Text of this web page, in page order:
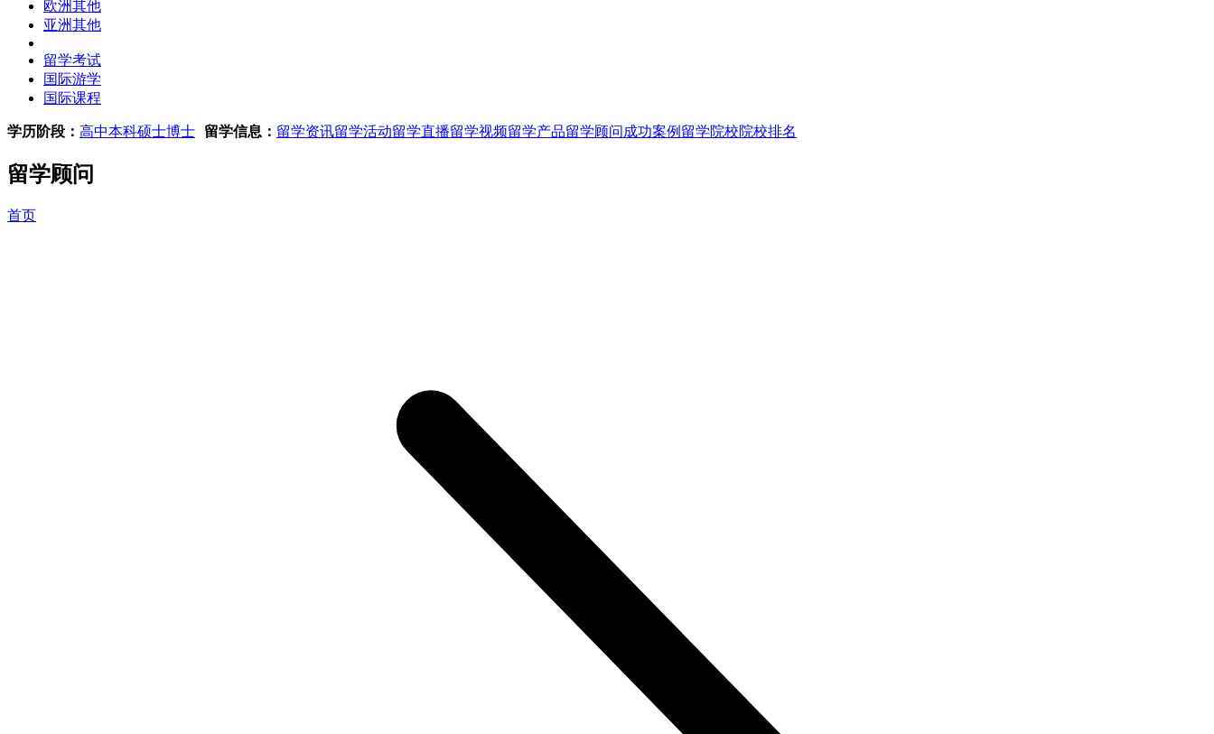
欧洲其他
亚洲其他
留学考试
国际游学
国际课程
学历阶段： 高中本科硕士博士 留学信息： 留学资讯留学活动留学直播留学视频留学产品留学顾问 成功案例 留学院校院校排名
留学顾问
首页